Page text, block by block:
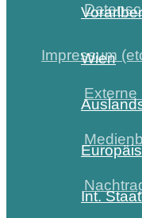
Impressum
Externe
Wien
Int.